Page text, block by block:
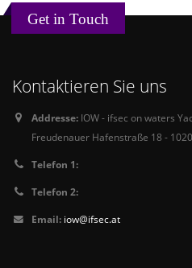
Get in Touch
Kontaktieren Sie uns
Addresse: IOW - ifsec on waters
Freudenauer Hafenstraße 18 -
Telefon 1:
Telefon 2:
Email: iow@ifsec.at